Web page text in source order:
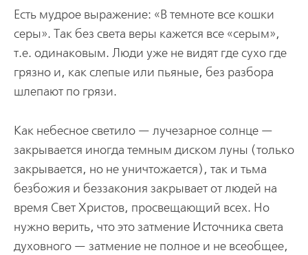
Есть мудрое выражение: «В темноте все кошки
серы». Так без света веры кажется все «серым»,
т.е. одинаковым. Люди уже не видят где сухо где
грязно и, как слепые или пьяные, без разбора
шлепают по грязи.
Как небесное светило — лучезарное солнце —
закрывается иногда темным диском луны (только
закрывается, но не уничтожается), так и тьма
безбожия и беззакония закрывает от людей на
время Свет Христов, просвещающий всех. Но
нужно верить, что это затмение Источника света
духовного — затмение не полное и не всеобщее,